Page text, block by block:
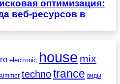
оптимизация:
веб-ресурсов в
electronic house mix
technotrance виды